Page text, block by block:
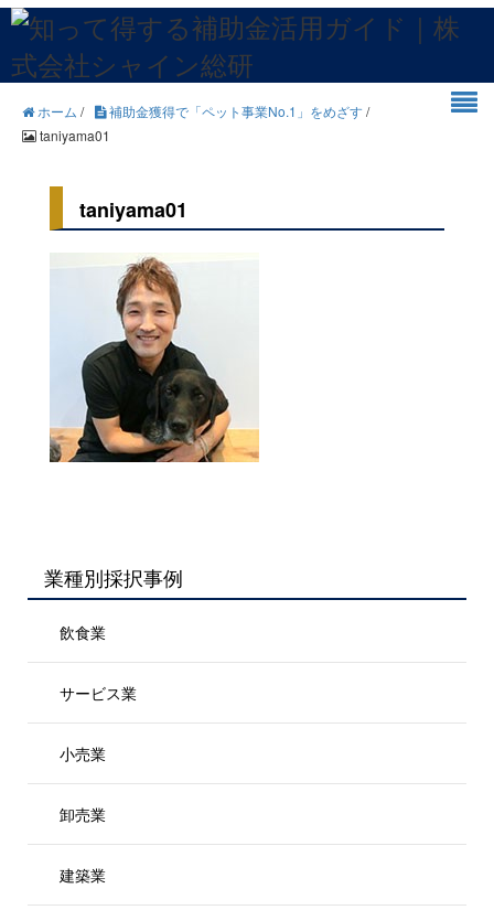
ホーム / 補助金獲得で「ペット事業No.1」をめざす/
taniyama01
taniyama01
業種別採択事例
飲食業
サービス業
小売業
卸売業
建築業